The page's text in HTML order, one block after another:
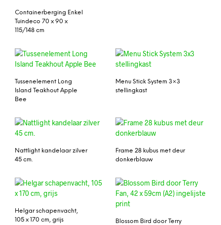
Containerberging Enkel
Tuindeco 70 x 90 x
115/148 cm
Tussenelement Long
Island Teakhout Apple
Bee
Menu Stick System 3×3
stellingkast
Nattlight kandelaar zilver
45 cm.
Frame 28 kubus met deur
donkerblauw
Helgar schapenvacht,
105 x 170 cm, grijs
Blossom Bird door Terry